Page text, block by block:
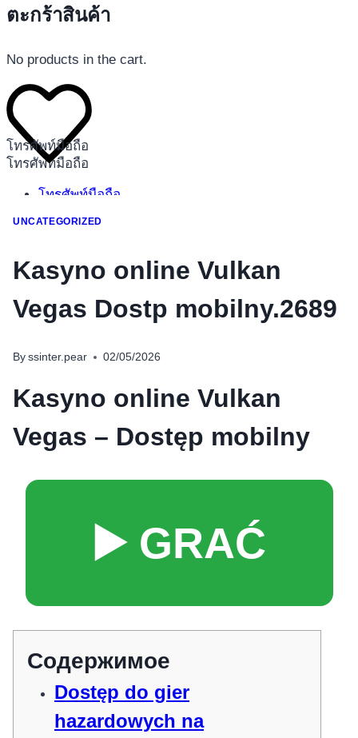
โทรศัพท์มือถือ
โทรศัพท์มือถือ
โทรศัพท์มือถือ
อุปกรณ์เสริมโทรศัพท์
ตะกร้าสินค้า
No products in the cart.
UNCATEGORIZED
Kasyno online Vulkan
Vegas Dostp mobilny.2689
By ssinter.pear 02/05/2026
Kasyno online Vulkan
Vegas – Dostęp mobilny
▶️ GRAĆ
Содержимое
Dostęp do gier
hazardowych na